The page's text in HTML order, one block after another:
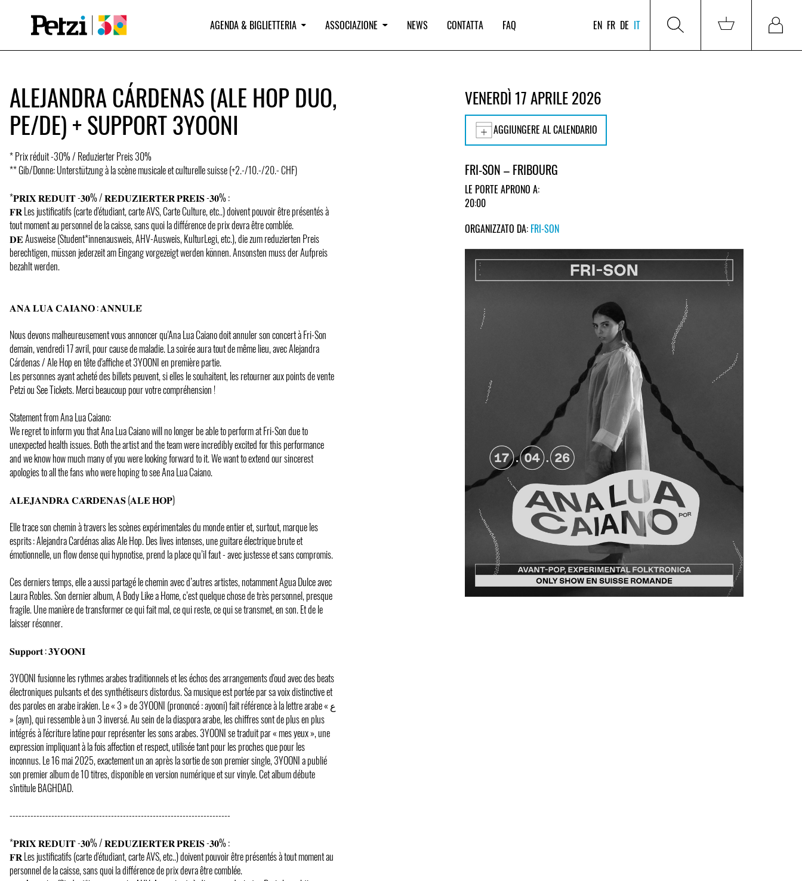
AGENDA & BIGLIETTERIA ASSOCIAZIONE NEWS CONTATTA FAQ EN FR DE IT
ALEJANDRA CÁRDENAS (ALE HOP DUO,
PE/DE) + SUPPORT 3YOONI
* Prix réduit -30% / Reduzierter Preis 30%
** Gib/Donne: Unterstützung à la scène musicale et culturelle suisse (+2.-/10.-/20.- CHF)
*𝐏𝐑𝐈𝐗 𝐑𝐄𝐃𝐔𝐈𝐓 -𝟑𝟎% / 𝐑𝐄𝐃𝐔𝐙𝐈𝐄𝐑𝐓𝐄𝐑 𝐏𝐑𝐄𝐈𝐒 -𝟑𝟎% :
𝐅𝐑 Les justificatifs (carte d'étudiant, carte AVS, Carte Culture, etc..) doivent pouvoir être présentés à
tout moment au personnel de la caisse, sans quoi la différence de prix devra être comblée.
𝐃𝐄 Ausweise (Student*innenausweis, AHV-Ausweis, KulturLegi, etc.), die zum reduzierten Preis
berechtigen, müssen jederzeit am Eingang vorgezeigt werden können. Ansonsten muss der Aufpreis
bezahlt werden.
𝐀𝐍𝐀 𝐋𝐔𝐀 𝐂𝐀𝐈𝐀𝐍𝐎 : 𝐀𝐍𝐍𝐔𝐋𝐄́
Nous devons malheureusement vous annoncer qu'Ana Lua Caiano doit annuler son concert à Fri-Son
demain, vendredi 17 avril, pour cause de maladie. La soirée aura tout de même lieu, avec Alejandra
Cárdenas / Ale Hop en tête d'affiche et 3YOONI en première partie.
Les personnes ayant acheté des billets peuvent, si elles le souhaitent, les retourner aux points de vente
Petzi ou See Tickets. Merci beaucoup pour votre compréhension !
Statement from Ana Lua Caiano:
We regret to inform you that Ana Lua Caiano will no longer be able to perform at Fri-Son due to
unexpected health issues. Both the artist and the team were incredibly excited for this performance
and we know how much many of you were looking forward to it. We want to extend our sincerest
apologies to all the fans who were hoping to see Ana Lua Caiano.
𝐀𝐋𝐄𝐉𝐀𝐍𝐃𝐑𝐀 𝐂𝐀́𝐑𝐃𝐄𝐍𝐀𝐒 (𝐀𝐋𝐄 𝐇𝐎𝐏)
Elle trace son chemin à travers les scènes expérimentales du monde entier et, surtout, marque les
esprits : Alejandra Cardénas alias Ale Hop. Des lives intenses, une guitare électrique brute et
émotionnelle, un flow dense qui hypnotise, prend la place qu’il faut - avec justesse et sans compromis.
Ces derniers temps, elle a aussi partagé le chemin avec d’autres artistes, notamment Agua Dulce avec
Laura Robles. Son dernier album, A Body Like a Home, c’est quelque chose de très personnel, presque
fragile. Une manière de transformer ce qui fait mal, ce qui reste, ce qui se transmet, en son. Et de le
laisser résonner.
𝐒𝐮𝐩𝐩𝐨𝐫𝐭 : 𝟑𝐘𝐎𝐎𝐍𝐈
3YOONI fusionne les rythmes arabes traditionnels et les échos des arrangements d'oud avec des beats
électroniques pulsants et des synthétiseurs distordus. Sa musique est portée par sa voix distinctive et
des paroles en arabe irakien. Le « 3 » de 3YOONI (prononcé : ayooni) fait référence à la lettre arabe « ع
» (ayn), qui ressemble à un 3 inversé. Au sein de la diaspora arabe, les chiffres sont de plus en plus
intégrés à l'écriture latine pour représenter les sons arabes. 3YOONI se traduit par « mes yeux », une
expression impliquant à la fois affection et respect, utilisée tant pour les proches que pour les
inconnus. Le 16 mai 2025, exactement un an après la sortie de son premier single, 3YOONI a publié
son premier album de 10 titres, disponible en version numérique et sur vinyle. Cet album débute
s'intitule BAGHDAD.
--------------------------------------------------------------------------
*𝐏𝐑𝐈𝐗 𝐑𝐄𝐃𝐔𝐈𝐓 -𝟑𝟎% / 𝐑𝐄𝐃𝐔𝐙𝐈𝐄𝐑𝐓𝐄𝐑 𝐏𝐑𝐄𝐈𝐒 -𝟑𝟎% :
𝐅𝐑 Les justificatifs (carte d'étudiant, carte AVS, etc..) doivent pouvoir être présentés à tout moment au
personnel de la caisse, sans quoi la différence de prix devra être comblée.
VENERDÌ 17 APRILE 2026
AGGIUNGERE AL CALENDARIO
FRI-SON – FRIBOURG
LE PORTE APRONO A:
20:00
ORGANIZZATO DA: FRI-SON